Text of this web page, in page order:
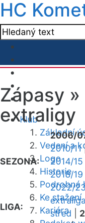
HC
Klub
Základní
Vedení a
Logo
Historie
Podrobná
Ke stažení
Kariéra
Zápasy »
extraligy
SEZONA:
2006/
2010/11
2014/15
2018/19
2022/23
LIGA:
extraliga
střed